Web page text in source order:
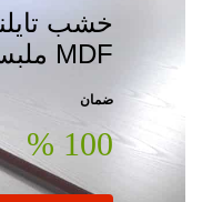
خشب
MDF ملبس ميلامين
ضمان
100 %